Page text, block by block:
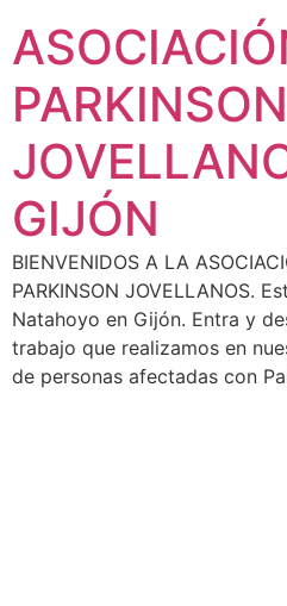
PARKINSON
GIJÓN
BIENVENIDOS A LA
PARKINSON JOVELLANOS.
Natahoyo en Gijón. Entra y
trabajo que realizamos en
de personas afectadas con